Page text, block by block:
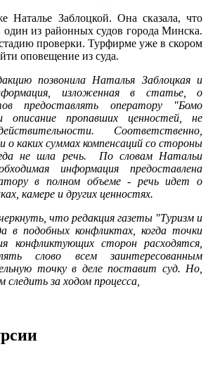
Наталье Заблоцкой. Она сказала, что
из районных судов города Минска.
проверки. Турфирме уже в скором
оповещение из суда.
позвонила Наталья Заблоцкая и
изложенная в статье, о
предоставлять оператору "Бомо
описание пропавших ценностей, не
Соответственно,
о каких суммах компенсаций со стороны
не шла речь. По словам Натальи
информация предоставлена
в полном объеме - речь идет о
камере и других ценностях.
что редакция газеты "Туризм и
в подобных конфликтах, когда точки
конфликтующих сторон расходятся,
слово всем заинтересованным
точку в деле поставит суд. Но,
за ходом процесса,